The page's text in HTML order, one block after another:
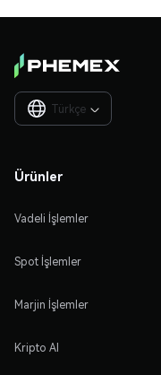
Türkçe 
Ürünler
Vadeli İşlemler
Spot İşlemler
Marjin İşlemler
Kripto Al